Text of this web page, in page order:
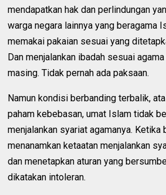
mendapatkan hak dan perlindungan
warga negara lainnya yang beragama
memakai pakaian sesuai yang
Dan menjalankan ibadah sesuai
masing. Tidak pernah ada paksaan.
Namun kondisi berbanding terbalik,
paham kebebasan, umat Islam tidak
menjalankan syariat agamanya. Ketika
menanamkan ketaatan menjalankan
dan menetapkan aturan yang
dikatakan intoleran.